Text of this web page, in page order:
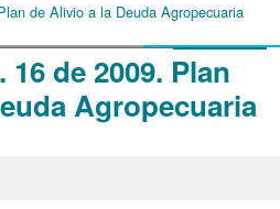
de 2009. Plan
Agropecuaria
de Alivio a la Deuda Agropecuaria